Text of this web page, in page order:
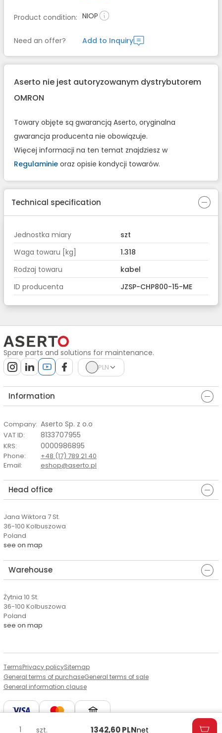
Product condition: NIOP
Need an offer? Add to Inquiry
Aserto nie jest autoryzowanym dystrybutorem
OMRON
Towary objęte są gwarancją Aserto, oryginalna
gwarancja producenta nie obowiązuje.
Więcej informacji na ten temat znajdziesz w
Regulaminie oraz opisie kondycji towarów.
Technical specification
Jednostka miary
szt
Waga towaru [kg]
1.318
Rodzaj towaru
kabel
ID producenta
JZSP-CHP800-15-ME
szt. 1342,60PLNnet
Spare parts and solutions for maintenance.
PLN
Information
Company: Aserto Sp. z o.o
VAT ID: 8133707955
KRS: 0000986895
Phone:
+48 (17) 789 21 40
Email: eshop@aserto.pl
Head office
Jana Wiktora 7 St.
36-100 Kolbuszowa
Poland
see on map
Warehouse
Żytnia 10 St.
36-100 Kolbuszowa
Poland
see on map
TermsPrivacy policySitemap
General terms of purchaseGeneral terms of sale
General information clause